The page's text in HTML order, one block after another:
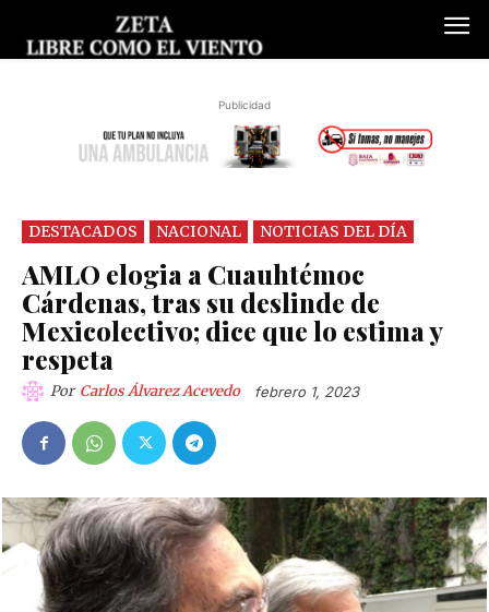
Publicidad
DESTACADOS NACIONAL NOTICIAS DEL DÍA
AMLO elogia a Cuauhtémoc
Cárdenas, tras su deslinde de
Mexicolectivo; dice que lo estima y
respeta
Por Carlos Álvarez Acevedo febrero 1, 2023